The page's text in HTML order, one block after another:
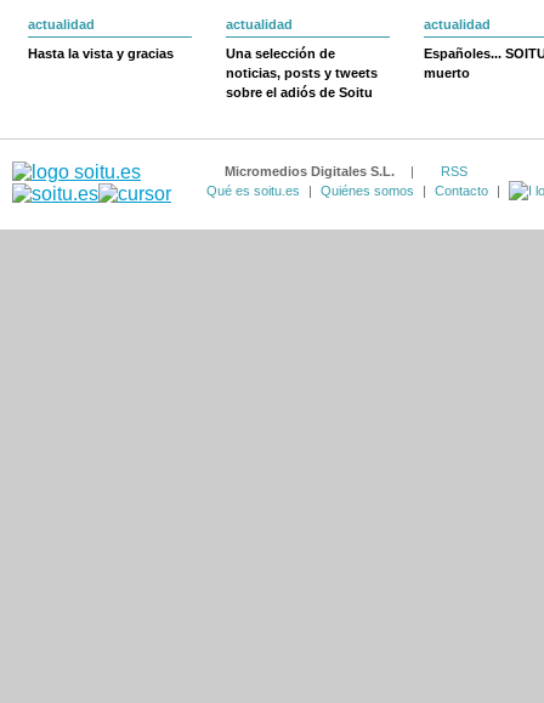
actualidad
Hasta la vista y gracias
actualidad
Una selección de
noticias, posts y tweets
sobre el adiós de Soitu
actualidad
Españoles...
muerto
Micromedios Digitales S.L. |
RSS
Qué es soitu.es
| Quiénes somos | Contacto |